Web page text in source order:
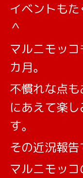
イベントも
＾
マルニモッ
カ月。
不慣れな点
にあえて楽
す。
その近況報告
マルニモッ